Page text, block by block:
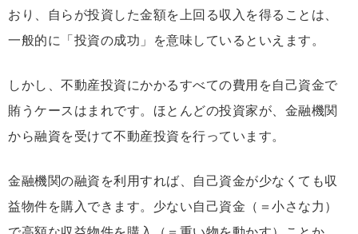
おり、自らが投資した金額を上回る収入を得ることは、
一般的に「投資の成功」を意味しているといえます。
しかし、不動産投資にかかるすべての費用を自己資金で
賄うケースはまれです。ほとんどの投資家が、金融機関
から融資を受けて不動産投資を行っています。
金融機関の融資を利用すれば、自己資金が少なくても収
益物件を購入できます。 少ない自己資金（＝小さな力）